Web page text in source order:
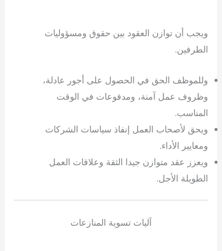
ويجب أن توازن العقود بين حقوق ومسؤوليات
الطرفين.
وللموظف الحق في الحصول على أجور عادلة،
وظروف عمل آمنة، ومدفوعات في الوقت
المناسب.
ويحق لأصحاب العمل إنفاذ سياسات الشركات
ومعايير الأداء.
ويعزز عقد متوازن جيدا الثقة وعلاقات العمل
الطويلة الأجل.
آليات تسوية المنازعات